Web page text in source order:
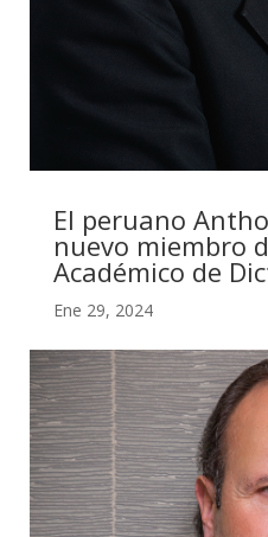
El peruano
nuevo miembro
Académico de
Ene 29, 2024